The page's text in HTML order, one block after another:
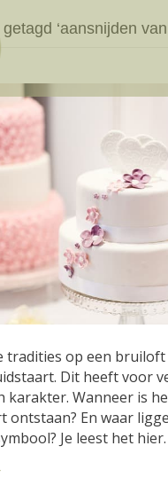
getagd ‘aansnijden
tradities op een
Dit heeft voor
karakter. Wanneer is
ontstaan? En waar
Je leest het hier.